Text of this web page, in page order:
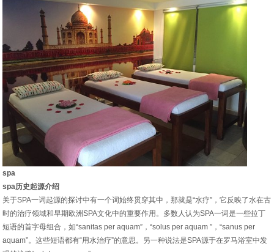
spa
spa历史起源介绍
关于SPA一词起源的探讨中有一个词始终贯穿其中，那就是“水疗”，它反映了水在古
时的治疗领域和早期欧洲SPA文化中的重要作用。多数人认为SPA一词是一些拉丁
短语的首字母组合，如“sanitas per aquam”，“solus per aquam ”，“sanus per
aquam”。这些短语都有“用水治疗”的意思。另一种说法是SPA源于在罗马浴室中发